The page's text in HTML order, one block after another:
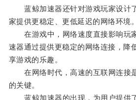
蓝鲸加速器还针对游戏玩家设计
家提供更稳定、更低延迟的网络环境。
在游戏中，网络速度直接影响玩
速器通过提供更稳定的网络连接，降
享游戏的乐趣。
在网络时代，高速的互联网连接
的关键。
蓝鲸加速器的出现，为用户提供